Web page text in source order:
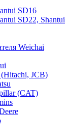
SD16
SD22, Shantui
Weichai
JCB)
(CAT)